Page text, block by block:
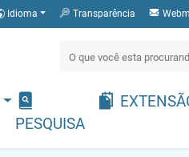
Idioma Transparência
PESQUISA